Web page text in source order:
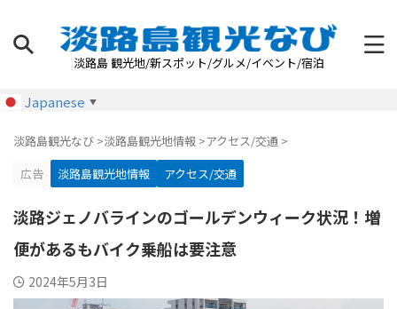
淡路島 観光地/新スポット/グルメ/イベント/宿泊
Japanese ▼
淡路島観光なび >淡路島観光地情報 >アクセス/交通 >
広告
淡路島観光地情報 アクセス/交通
淡路ジェノバラインのゴールデンウィーク状況！増
便があるもバイク乗船は要注意
2024年5月3日